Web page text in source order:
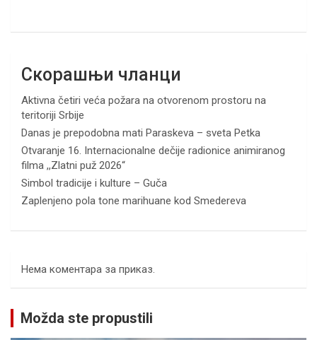
Скорашњи чланци
Aktivna četiri veća požara na otvorenom prostoru na
teritoriji Srbije
Danas je prepodobna mati Paraskeva – sveta Petka
Otvaranje 16. Internacionalne dečije radionice animiranog
filma ,,Zlatni puž 2026“
Simbol tradicije i kulture – Guča
Zaplenjeno pola tone marihuane kod Smedereva
Нема коментара за приказ.
Možda ste propustili